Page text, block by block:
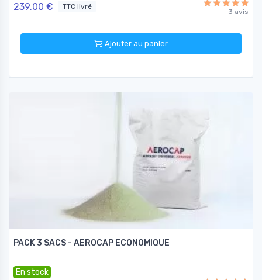
239.00 € TTC livré
3 avis
Ajouter au panier
PACK 3 SACS - AEROCAP ECONOMIQUE
En stock